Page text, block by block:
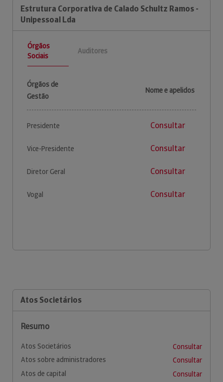
Estrutura Corporativa de Calado Schultz Ramos -
Unipessoal Lda
Órgãos
Sociais
Auditores
Órgãos de
Gestão
Nome e apelidos
Presidente Consultar
Vice-Presidente Consultar
Diretor Geral Consultar
Vogal Consultar
Atos Societários
Resumo
Atos Societários
Consultar
Atos sobre administradores
Consultar
Atos de capital
Consultar